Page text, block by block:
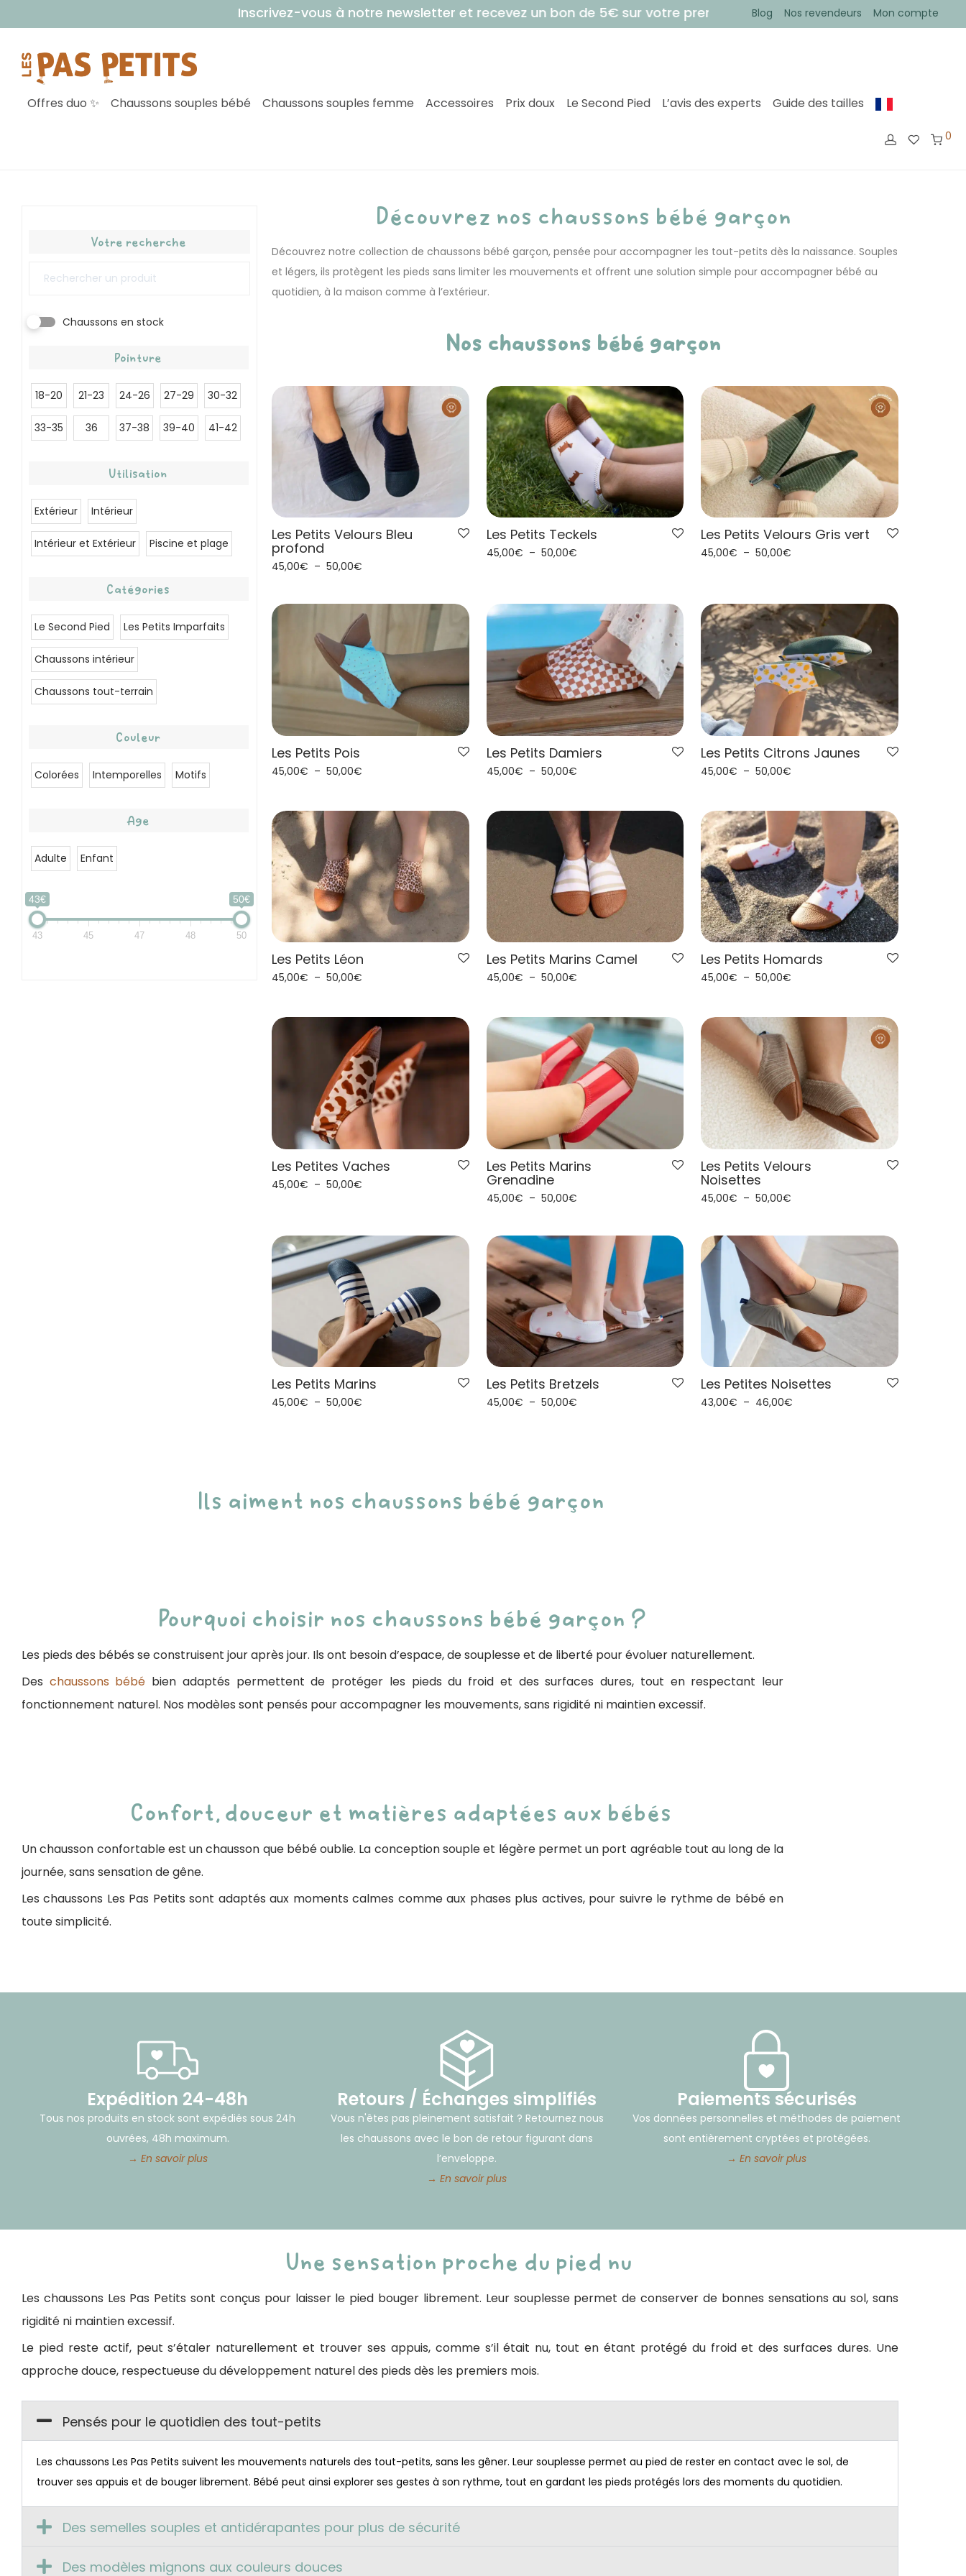
Inscrivez-vous à notre newsletter et recevez un bon de 5€ sur votre première commande !• Votre commande expédiée
Blog Nos revendeurs Mon compte
Offres duo ✨ Chaussons souples bébé Chaussons souples femme Accessoires Prix doux Le Second Pied L’avis des experts Guide des tailles
0
Votre recherche
Chaussons en stock
Pointure
18-20 21-23 24-26 27-29 30-32
33-35 36 37-38 39-40 41-42
Utilisation
Extérieur Intérieur
Intérieur et Extérieur Piscine et plage
Catégories
Le Second Pied Les Petits Imparfaits
Chaussons intérieur
Chaussons tout-terrain
Couleur
Colorées Intemporelles Motifs
Age
Adulte Enfant
43€ 50€
43 45 47 48 50
Découvrez nos chaussons bébé garçon
Découvrez notre collection de chaussons bébé garçon, pensée pour accompagner les tout-petits dès la naissance. Souples
et légers, ils protègent les pieds sans limiter les mouvements et offrent une solution simple pour accompagner bébé au
quotidien, à la maison comme à l’extérieur.
Nos chaussons bébé garçon
Les Petits Velours Bleu
profond
45,00€ – 50,00€
Les Petits Teckels
45,00€ – 50,00€
Les Petits Velours Gris vert
45,00€ – 50,00€
Les Petits Pois
45,00€ – 50,00€
Les Petits Damiers
45,00€ – 50,00€
Les Petits Citrons Jaunes
45,00€ – 50,00€
Les Petits Léon
45,00€ – 50,00€
Les Petits Marins Camel
45,00€ – 50,00€
Les Petits Homards
45,00€ – 50,00€
Les Petites Vaches
45,00€ – 50,00€
Les Petits Marins
Grenadine
45,00€ – 50,00€
Les Petits Velours
Noisettes
45,00€ – 50,00€
Les Petits Marins
45,00€ – 50,00€
Les Petits Bretzels
45,00€ – 50,00€
Les Petites Noisettes
43,00€ – 46,00€
Ils aiment nos chaussons bébé garçon
Pourquoi choisir nos chaussons bébé garçon ?
Les pieds des bébés se construisent jour après jour. Ils ont besoin d’espace, de souplesse et de liberté pour évoluer naturellement.
Des chaussons bébé bien adaptés permettent de protéger les pieds du froid et des surfaces dures, tout en respectant leur
fonctionnement naturel. Nos modèles sont pensés pour accompagner les mouvements, sans rigidité ni maintien excessif.
Confort, douceur et matières adaptées aux bébés
Un chausson confortable est un chausson que bébé oublie. La conception souple et légère permet un port agréable tout au long de la
journée, sans sensation de gêne.
Les chaussons Les Pas Petits sont adaptés aux moments calmes comme aux phases plus actives, pour suivre le rythme de bébé en
toute simplicité.
Expédition 24-48h
Tous nos produits en stock sont expédiés sous 24h
ouvrées, 48h maximum.
→ En savoir plus
Retours / Échanges simplifiés
Vous n'êtes pas pleinement satisfait ? Retournez nous
les chaussons avec le bon de retour figurant dans
l’enveloppe.
→ En savoir plus
Paiements sécurisés
Vos données personnelles et méthodes de paiement
sont entièrement cryptées et protégées.
→ En savoir plus
Une sensation proche du pied nu
Les chaussons Les Pas Petits sont conçus pour laisser le pied bouger librement. Leur souplesse permet de conserver de bonnes sensations au sol, sans
rigidité ni maintien excessif.
Le pied reste actif, peut s’étaler naturellement et trouver ses appuis, comme s’il était nu, tout en étant protégé du froid et des surfaces dures. Une
approche douce, respectueuse du développement naturel des pieds dès les premiers mois.
Pensés pour le quotidien des tout-petits
Les chaussons Les Pas Petits suivent les mouvements naturels des tout-petits, sans les gêner. Leur souplesse permet au pied de rester en contact avec le sol, de
trouver ses appuis et de bouger librement. Bébé peut ainsi explorer ses gestes à son rythme, tout en gardant les pieds protégés lors des moments du quotidien.
Des semelles souples et antidérapantes pour plus de sécurité
Des modèles mignons aux couleurs douces